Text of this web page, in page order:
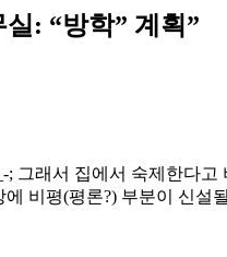
: “방학” 계획 ”
; 그래서 집에서 숙제한다
비평(평론?) 부분이 신